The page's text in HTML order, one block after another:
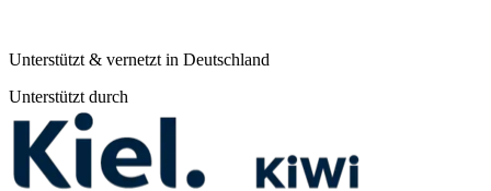
Unterstützt & vernetzt in Deutschland
Unterstützt durch